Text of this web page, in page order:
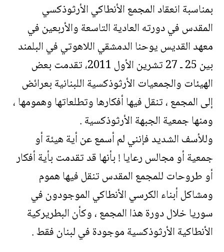
بمناسبة انعقاد المجمع الأنطاكي الأرثوذكسي
المقدس في دورته العادية التاسعة والأربعين في
معهد القديس يوحنا الدمشقي اللاهوتي في البلمند
بين 25 ـ 27 تشرين الأول 2011، تقدمت بعض
الهيئات والجمعيات الأرثوذكسية اللبنانية بعرائض
إلى المجمع ، تنقل فيها أفكارها وتطلعاتها وهمومها ،
ومنها جمعية الجبهة الأرثوذكسية .
وللأسف الشديد فإنني لم أسمع عن أية هيئة أو
جمعية أو مجالس رعايا ! بأنها قد تقدمت بأية أفكار
أو طروحات للمجمع المقدس تنقل فيها هموم
ومشاكل أبناء الكرسي الأنطاكي الموجودون في
سوريا خلال دورة هذا المجمع ، وكأن البطريركية
الأنطاكية الأرثوذكسية موجودة في لبنان فقط .